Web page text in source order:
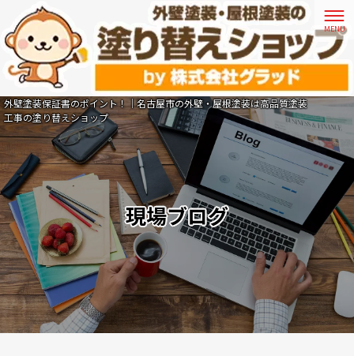
外壁塗装保証書のポイント！｜名古屋市の外壁・屋根塗装は高品質塗装
工事の塗り替えショップ
現場ブログ